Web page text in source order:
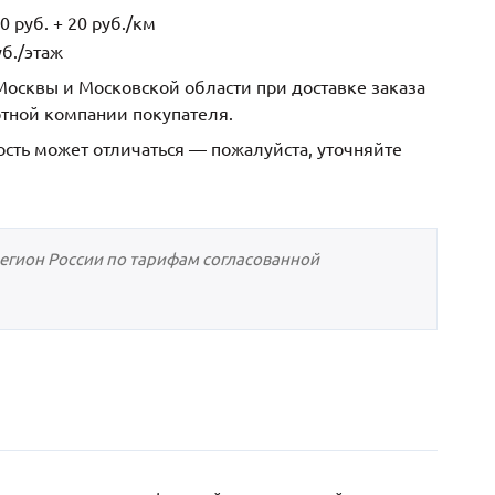
руб. + 20 руб./км
этаж
и Московской области при доставке заказа
компании покупателя.
может отличаться — пожалуйста, уточняйте
России по тарифам согласованной